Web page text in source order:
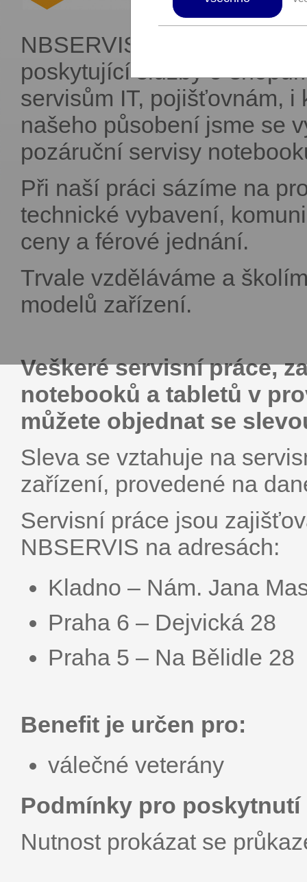
NBSERVIS je záruční i
poskytující služby e-
servisům IT, pojišťovnám,
našeho působení jsme se
pozáruční servisy
Při naší práci sázíme na
technické vybavení,
ceny a férové jednání.
Trvale vzděláváme a
modelů zařízení.
Veškeré servisní práce,
notebooků a tabletů v
můžete objednat se
Sleva se vztahuje na
zařízení, provedené na
Servisní práce jsou
NBSERVIS na adresách:
Kladno – Nám. Jana
Praha 6 – Dejvická 28
Praha 5 – Na Bělidle 28
Benefit je určen pro:
válečné veterány
Podmínky pro poskytnutí
Nutnost prokázat se